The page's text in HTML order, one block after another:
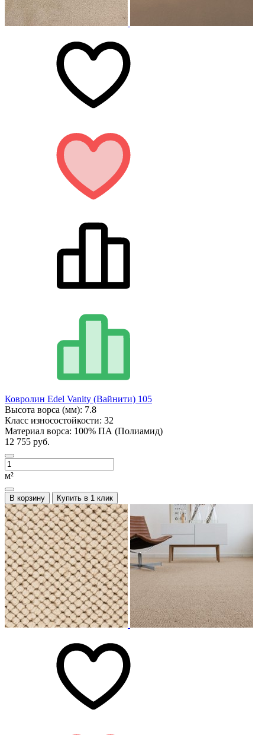
Ковролин Edel Vanity (Вайнити) 105
Высота ворса (мм): 7.8
Класс износостойкости: 32
Материал ворса: 100% ПА (Полиамид)
12 755 руб.
м²
В корзину Купить в 1 клик